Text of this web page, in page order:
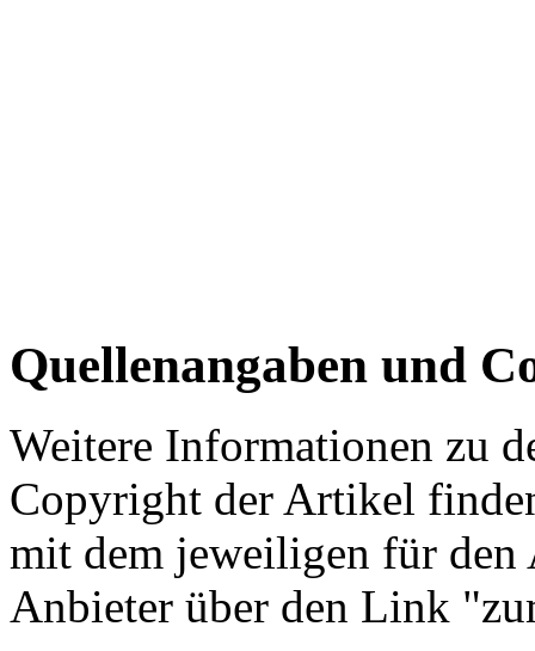
Quellenangaben und
Weitere Informationen zu
Copyright der Artikel
mit dem jeweiligen für
Anbieter über den Link